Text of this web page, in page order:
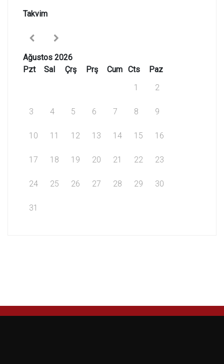
Takvim
Ağustos 2026
Pzt
Sal Çrş Prş Cum Cts
Paz
1
2
3 4 5 6 7 8 9
10 11 12 13 14 15 16
17 18 19 20 21 22 23
24 25 26 27 28 29 30
31